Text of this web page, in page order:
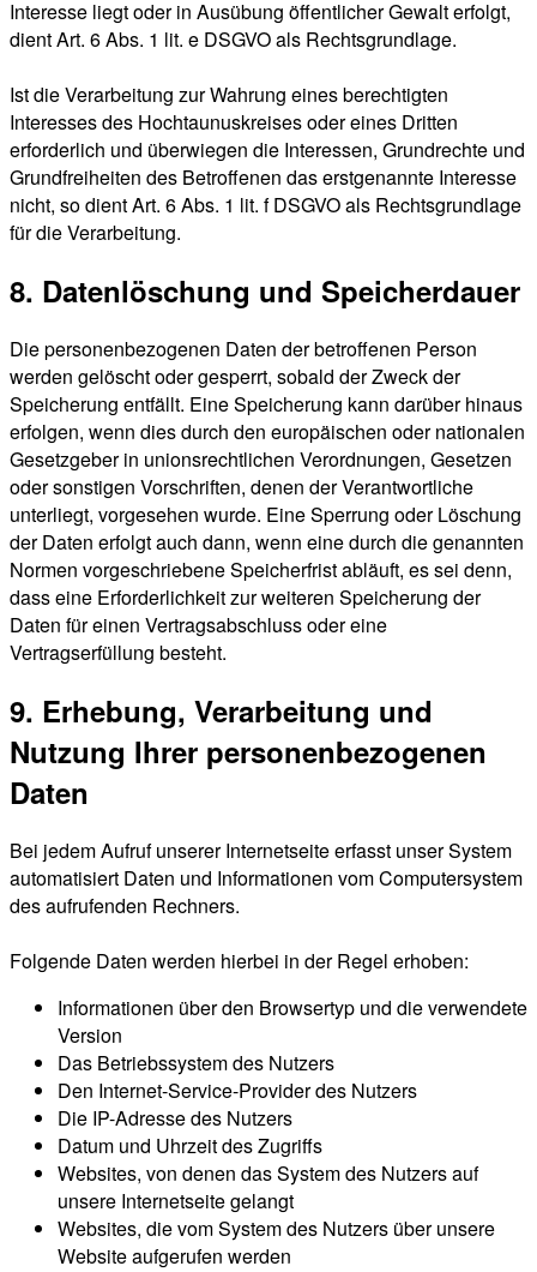
Interesse liegt oder in Ausübung öffentlicher Gewalt erfolgt,
dient Art. 6 Abs. 1 lit. e DSGVO als Rechtsgrundlage.
Ist die Verarbeitung zur Wahrung eines berechtigten
Interesses des Hochtaunuskreises oder eines Dritten
erforderlich und überwiegen die Interessen, Grundrechte und
Grundfreiheiten des Betroffenen das erstgenannte Interesse
nicht, so dient Art. 6 Abs. 1 lit. f DSGVO als Rechtsgrundlage
für die Verarbeitung.
8. Datenlöschung und Speicherdauer
Die personenbezogenen Daten der betroffenen Person
werden gelöscht oder gesperrt, sobald der Zweck der
Speicherung entfällt. Eine Speicherung kann darüber hinaus
erfolgen, wenn dies durch den europäischen oder nationalen
Gesetzgeber in unionsrechtlichen Verordnungen, Gesetzen
oder sonstigen Vorschriften, denen der Verantwortliche
unterliegt, vorgesehen wurde. Eine Sperrung oder Löschung
der Daten erfolgt auch dann, wenn eine durch die genannten
Normen vorgeschriebene Speicherfrist abläuft, es sei denn,
dass eine Erforderlichkeit zur weiteren Speicherung der
Daten für einen Vertragsabschluss oder eine
Vertragserfüllung besteht.
9. Erhebung, Verarbeitung und
Nutzung Ihrer personenbezogenen
Daten
Bei jedem Aufruf unserer Internetseite erfasst unser System
automatisiert Daten und Informationen vom Computersystem
des aufrufenden Rechners.
Folgende Daten werden hierbei in der Regel erhoben:
Informationen über den Browsertyp und die verwendete
Version
Das Betriebssystem des Nutzers
Den Internet-Service-Provider des Nutzers
Die IP-Adresse des Nutzers
Datum und Uhrzeit des Zugriffs
Websites, von denen das System des Nutzers auf
unsere Internetseite gelangt
Websites, die vom System des Nutzers über unsere
Website aufgerufen werden